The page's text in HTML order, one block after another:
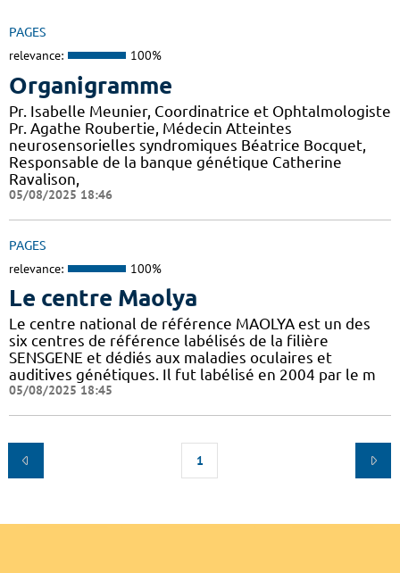
PAGES
relevance: 100%
Organigramme
Pr. Isabelle Meunier, Coordinatrice et Ophtalmologiste
Pr. Agathe Roubertie, Médecin Atteintes
neurosensorielles syndromiques Béatrice Bocquet,
Responsable de la banque génétique Catherine
Ravalison,
05/08/2025 18:46
PAGES
relevance: 100%
Le centre Maolya
Le centre national de référence MAOLYA est un des
six centres de référence labélisés de la filière
SENSGENE et dédiés aux maladies oculaires et
auditives génétiques. Il fut labélisé en 2004 par le m
05/08/2025 18:45
1